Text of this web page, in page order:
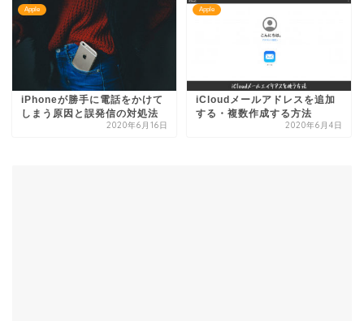
Apple
iPhoneが勝手に電話をかけて
しまう原因と誤発信の対処法
2020年6月16日
Apple
iCloudメールアドレスを追加
する・複数作成する方法
2020年6月4日